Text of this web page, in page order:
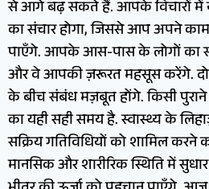
से आगे बढ़ सकते हैं. आपके विचारों में
का संचार होगा, जिससे आप अपने
पाएँगे. आपके आस-पास के लोगों का
और वे आपकी ज़रूरत महसूस करेंगे.
के बीच संबंध मज़बूत होंगे. किसी पुराने
का यही सही समय है. स्वास्थ्य के
सक्रिय गतिविधियों को शामिल
मानसिक और शारीरिक स्थिति में